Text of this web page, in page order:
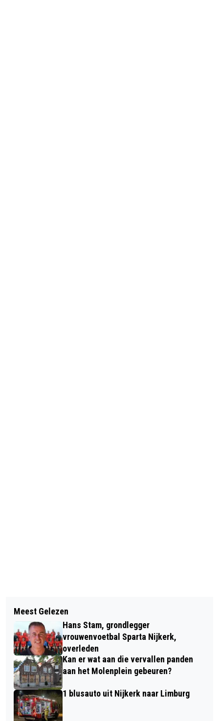
BESTELBUS VOLLEDIG UITGEBRAND
OP BERENCAMPERWEG
PADDESTOEL AAN
AMERSFOORTSEWEG VOORLOPIG
DICHT
Meest Gelezen
Hans Stam, grondlegger
vrouwenvoetbal Sparta Nijkerk,
overleden
Kan er wat aan die vervallen panden
aan het Molenplein gebeuren?
1 blusauto uit Nijkerk naar Limburg